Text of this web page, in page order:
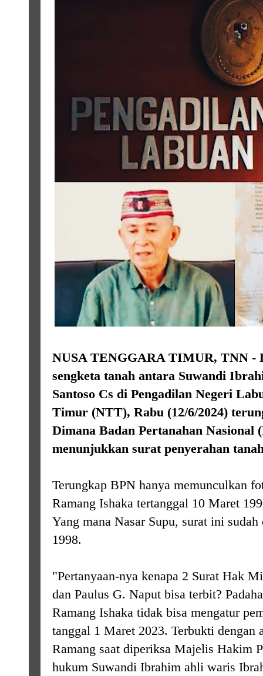
NUSA TENGGARA TIMUR, TNN -
sengketa tanah antara Suwandi
Santoso Cs di Pengadilan Negeri
Timur (NTT), Rabu (12/6/2024)
Dimana Badan Pertanahan Nasional
menunjukkan surat penyerahan
Terungkap BPN hanya memunculkan
Ramang Ishaka tertanggal 10 Maret
Yang mana Nasar Supu, surat ini
1998.
"Pertanyaan-nya kenapa 2 Surat Hak
dan Paulus G. Naput bisa terbit?
Ramang Ishaka tidak bisa mengatur
tanggal 1 Maret 2023. Terbukti dengan
Ramang saat diperiksa Majelis Hakim
hukum Suwandi Ibrahim ahli waris